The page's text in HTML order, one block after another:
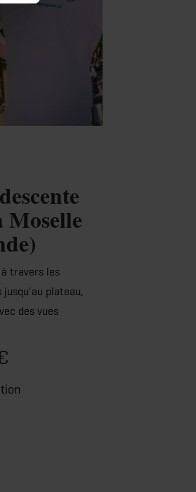
Moselle
travers les
plateau,
des vues